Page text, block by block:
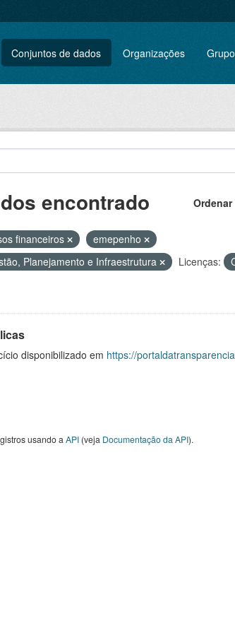
Conjuntos de dados Organizações
encontrado
financeiros
emepenho
Planejamento e Infraestrutura Licenças:
disponibilizado em https://
usando a API(veja Documentação da API).